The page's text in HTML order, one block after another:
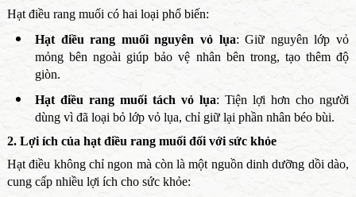
Hạt điều rang muối có hai loại phổ biến:
Hạt điều rang muối nguyên vỏ lụa: Giữ nguyên lớp vỏ
mỏng bên ngoài giúp bảo vệ nhân bên trong, tạo thêm độ
giòn.
Hạt điều rang muối tách vỏ lụa: Tiện lợi hơn cho người
dùng vì đã loại bỏ lớp vỏ lụa, chỉ giữ lại phần nhân béo bùi.
2. Lợi ích của hạt điều rang muối đối với sức khỏe
Hạt điều không chỉ ngon mà còn là một nguồn dinh dưỡng dồi dào,
cung cấp nhiều lợi ích cho sức khỏe: